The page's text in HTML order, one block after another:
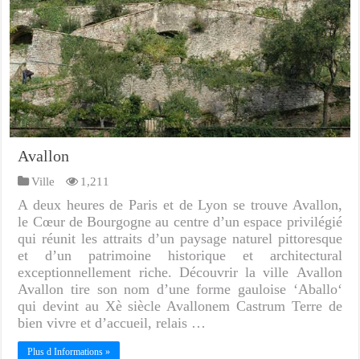
Avallon
Ville 1,211
A deux heures de Paris et de Lyon se trouve Avallon,
le Cœur de Bourgogne au centre d’un espace privilégié
qui réunit les attraits d’un paysage naturel pittoresque
et d’un patrimoine historique et architectural
exceptionnellement riche. Découvrir la ville Avallon
Avallon tire son nom d’une forme gauloise ‘Aballo‘
qui devint au Xè siècle Avallonem Castrum Terre de
bien vivre et d’accueil, relais …
Plus d Informations »